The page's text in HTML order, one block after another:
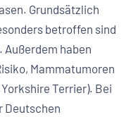
Grundsätzlich
betroffen sind
haben
Mammatumoren
Terrier). Bei
Deutschen